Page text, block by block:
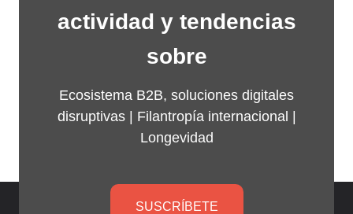
actividad y tendencias
sobre
Ecosistema B2B, soluciones digitales
disruptivas | Filantropía internacional |
Longevidad
SUSCRÍBETE